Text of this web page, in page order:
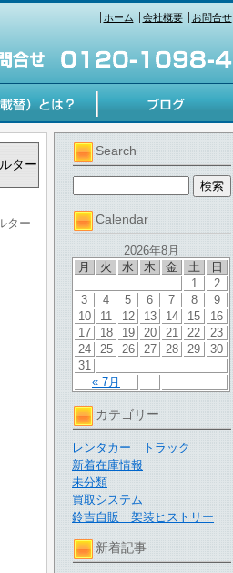
ホーム 会社概要 お問合せ
Search
Calendar
2026年8月
月
火 水 木 金 土 日
« 7月
1
2
3
4 5 6 7 8
9
10
11 12 13 14 15
16
17
18 19 20 21 22
23
24
25 26 27 28 29
30
31
カテゴリー
レンタカー トラック
新着在庫情報
未分類
買取システム
鈴吉自販 架装ヒストリー
新着記事
ター
ター